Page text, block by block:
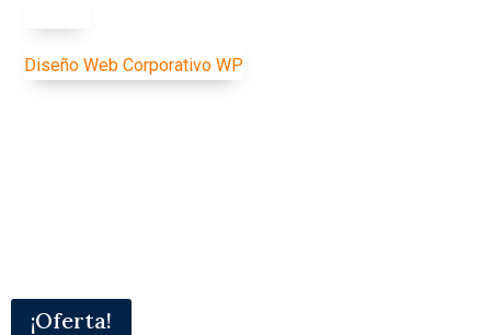
Diseño Web Corporativo WP
¡Oferta!